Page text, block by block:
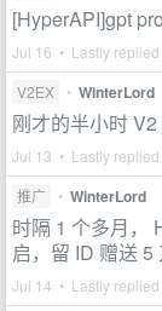
[HyperAPI]gpt
Jul 16 • Lastly
V2EX • WinterLord
刚才的半小时
Jul 13 • Lastly
推广 • WinterLord
时隔 1 个多月，
启，留 ID 赠送 5
Jul 14 • Lastly